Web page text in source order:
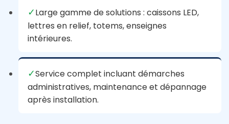
✓Large gamme de solutions : caissons LED,
lettres en relief, totems, enseignes
intérieures.
✓Service complet incluant démarches
administratives, maintenance et dépannage
après installation.